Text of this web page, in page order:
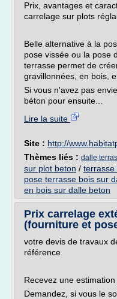
Prix, avantages et
carrelage sur plots
Belle alternative à la
pose vissée ou la pose
terrasse permet de
gravillonnées, en bois,
Si vous n'avez pas
béton pour ensuite...
Lire la suite
Site : http://
Thèmes liés : dalle
sur plot beton / terrasse
pose terrasse bois sur
en bois sur dalle beton
Prix carrelage
(fourniture et
votre devis de travaux
référence
Recevez une
Demandez, si vous le